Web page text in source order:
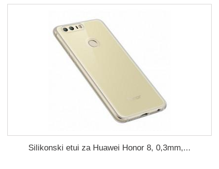
Silikonski etui za Huawei Honor 8, 0,3mm,...